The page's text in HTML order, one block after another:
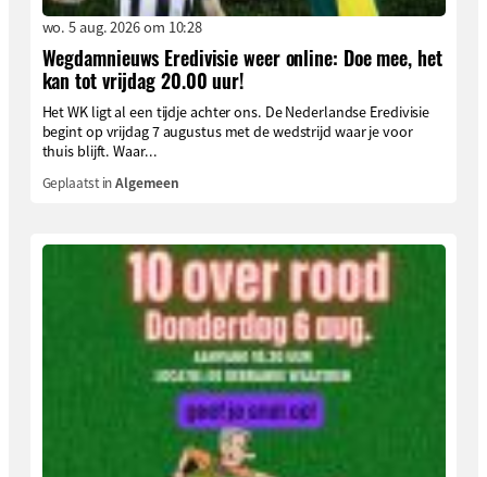
wo. 5 aug. 2026 om 10:28
Wegdamnieuws Eredivisie weer online: Doe mee, het
kan tot vrijdag 20.00 uur!
Het WK ligt al een tijdje achter ons. De Nederlandse Eredivisie
begint op vrijdag 7 augustus met de wedstrijd waar je voor
thuis blijft. Waar...
Geplaatst inAlgemeen